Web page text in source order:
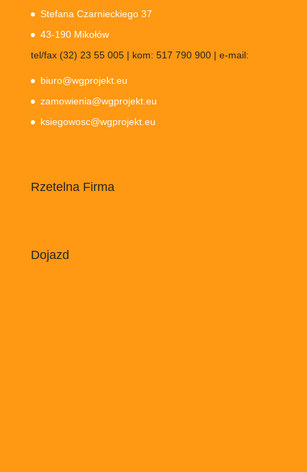
Stefana Czarnieckiego 37
43-190 Mikołów
tel/fax (32) 23 55 005 | kom: 517 790 900 | e-mail:
biuro@wgprojekt.eu
zamowienia@wgprojekt.eu
ksiegowosc@wgprojekt.eu
Rzetelna Firma
Dojazd